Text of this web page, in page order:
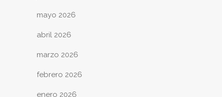
mayo 2026
abril 2026
marzo 2026
febrero 2026
enero 2026